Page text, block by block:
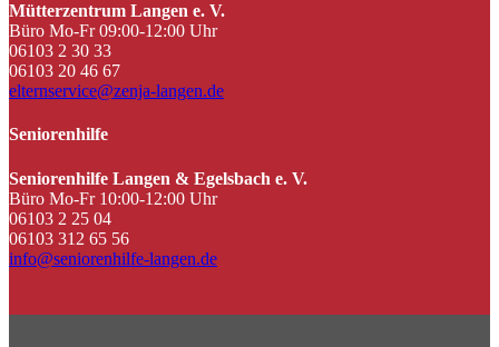
Mütterzentrum Langen e. V.
Büro Mo-Fr 09:00-12:00 Uhr
06103 2 30 33
06103 20 46 67
elternservice@zenja-langen.de
Seniorenhilfe
Seniorenhilfe Langen & Egelsbach e. V.
Büro Mo-Fr 10:00-12:00 Uhr
06103 2 25 04
06103 312 65 56
info@seniorenhilfe-langen.de